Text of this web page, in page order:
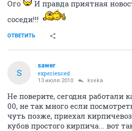
Ого
И правда приятная
соседи!!!
ОТВЕТИТЬ
S
sawer
experienced
13 июля 2010 kseka
Не поверите, сегодня работали
00, не так много если
чуть позже, приехал
кубов простого кирпича... вот